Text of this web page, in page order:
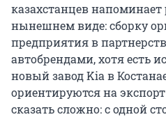
казахстанцев напоминает
нынешнем виде: сборку
предприятия в
автобрендами, хотя есть
новый завод Kia в
ориентируются на
сказать сложно: с одной